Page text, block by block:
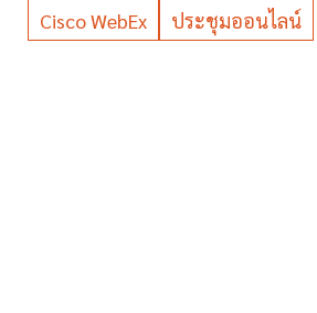
Cisco WebEx
ประชุมออนไลน์